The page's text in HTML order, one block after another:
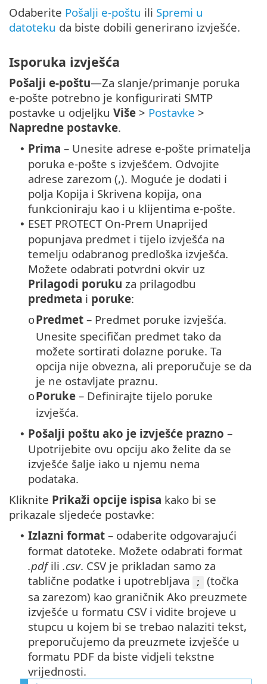
Odaberite Pošalji e-poštu ili Spremi u
datoteku da biste dobili generirano izvješće.
Isporuka izvješća
Pošalji e-poštu—Za slanje/primanje poruka
e-pošte potrebno je konfigurirati SMTP
postavke u odjeljku Više > Postavke >
Napredne postavke.
• Prima – Unesite adrese e-pošte primatelja
poruka e-pošte s izvješćem. Odvojite
adrese zarezom (,). Moguće je dodati i
polja Kopija i Skrivena kopija, ona
funkcioniraju kao i u klijentima e-pošte.
• ESET PROTECT On-Prem Unaprijed
popunjava predmet i tijelo izvješća na
temelju odabranog predloška izvješća.
Možete odabrati potvrdni okvir uz
Prilagodi poruku za prilagodbu
predmeta i poruke:
oPredmet – Predmet poruke izvješća.
Unesite specifičan predmet tako da
možete sortirati dolazne poruke. Ta
opcija nije obvezna, ali preporučuje se da
je ne ostavljate praznu.
oPoruke – Definirajte tijelo poruke
izvješća.
• Pošalji poštu ako je izvješće prazno –
Upotrijebite ovu opciju ako želite da se
izvješće šalje iako u njemu nema
podataka.
Kliknite Prikaži opcije ispisa kako bi se
prikazale sljedeće postavke:
• Izlazni format – odaberite odgovarajući
format datoteke. Možete odabrati format
.pdfili .csv. CSV je prikladan samo za
tablične podatke i upotrebljava
;
(točka
sa zarezom) kao graničnik Ako preuzmete
izvješće u formatu CSV i vidite brojeve u
stupcu u kojem bi se trebao nalaziti tekst,
preporučujemo da preuzmete izvješće u
formatu PDF da biste vidjeli tekstne
vrijednosti.